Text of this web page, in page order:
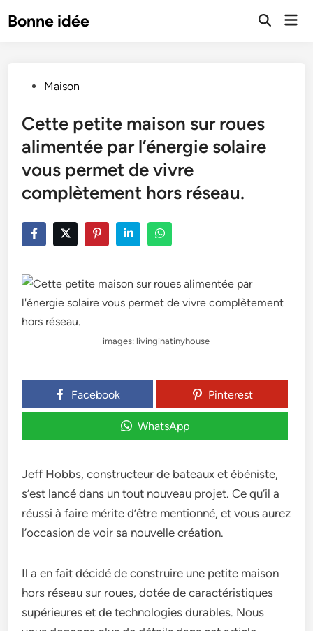
toBonne idée
Open
PostedMaison
Cette petite maison sur roues
alimentée par l’énergie solaire
vous permet de vivre
complètement hors réseau.
images: livinginatinyhouse
Facebook Pinterest
WhatsApp
Jeff Hobbs, constructeur de bateaux et ébéniste,
s’est lancé dans un tout nouveau projet. Ce qu’il a
réussi à faire mérite d’être mentionné, et vous aurez
l’occasion de voir sa nouvelle création.
Il a en fait décidé de construire une petite maison
hors réseau sur roues, dotée de caractéristiques
supérieures et de technologies durables. Nous